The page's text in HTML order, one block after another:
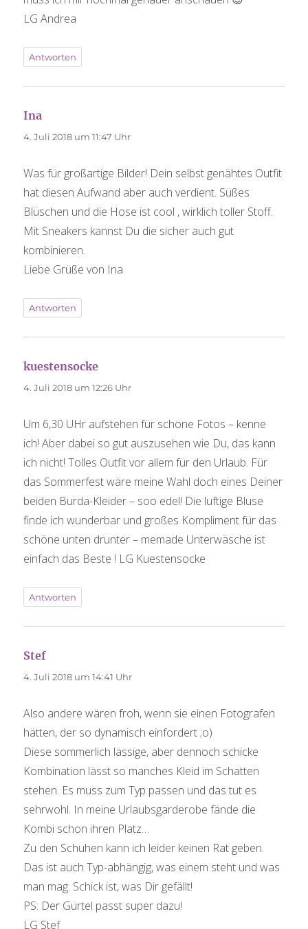
LG Andrea
Antworten
Ina
4. Juli 2018 um 11:47 Uhr
Was für großartige Bilder! Dein selbst genähtes Outfit
hat diesen Aufwand aber auch verdient. Süßes
Blüschen und die Hose ist cool , wirklich toller Stoff.
Mit Sneakers kannst Du die sicher auch gut
kombinieren.
Liebe Grüße von Ina
Antworten
kuestensocke
4. Juli 2018 um 12:26 Uhr
Um 6,30 UHr aufstehen für schöne Fotos – kenne
ich! Aber dabei so gut auszusehen wie Du, das kann
ich nicht! Tolles Outfit vor allem für den Urlaub. Für
das Sommerfest wäre meine Wahl doch eines Deiner
beiden Burda-Kleider – soo edel! Die luftige Bluse
finde ich wunderbar und großes Kompliment für das
schöne unten drunter – memade Unterwäsche ist
einfach das Beste ! LG Kuestensocke
Antworten
Stef
4. Juli 2018 um 14:41 Uhr
Also andere wären froh, wenn sie einen Fotografen
hätten, der so dynamisch einfordert ;o)
Diese sommerlich lässige, aber dennoch schicke
Kombination lässt so manches Kleid im Schatten
stehen. Es muss zum Typ passen und das tut es
sehrwohl. In meine Urlaubsgarderobe fände die
Kombi schon ihren Platz…
Zu den Schuhen kann ich leider keinen Rat geben.
Das ist auch Typ-abhängig, was einem steht und was
man mag. Schick ist, was Dir gefällt!
PS: Der Gürtel passt super dazu!
LG Stef